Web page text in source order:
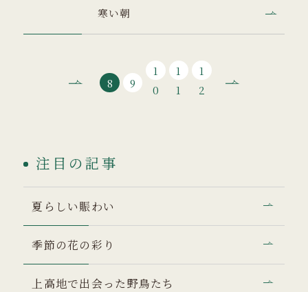
寒い朝
8 9
1
0
1
1
1
2
注目の記事
夏らしい賑わい
季節の花の彩り
上高地で出会った野鳥たち